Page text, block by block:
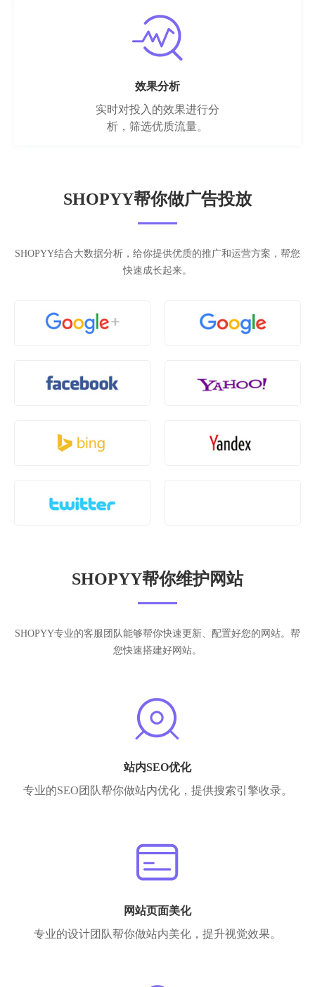
效果分析
实时对投入的效果进行分
析，筛选优质流量。
SHOPYY帮你做广告投放
SHOPYY结合大数据分析，给你提供优质的推广和运营方案，帮您
快速成长起来。
SHOPYY帮你维护网站
SHOPYY专业的客服团队能够帮你快速更新、配置好您的网站。帮
您快速搭建好网站。
站内SEO优化
专业的SEO团队帮你做站内优化，提供搜索引擎收录。
网站页面美化
专业的设计团队帮你做站内美化，提升视觉效果。